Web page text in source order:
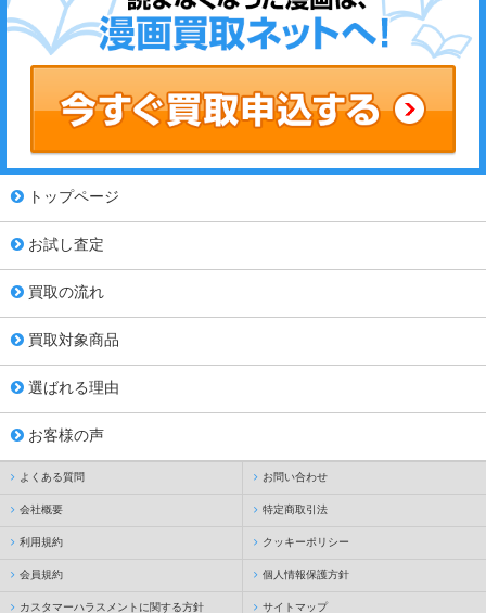
トップページ
お試し査定
買取の流れ
買取対象商品
選ばれる理由
お客様の声
よくある質問 お問い合わせ
会社概要 特定商取引法
利用規約 クッキーポリシー
会員規約 個人情報保護方針
カスタマーハラスメントに関する方針 サイトマップ